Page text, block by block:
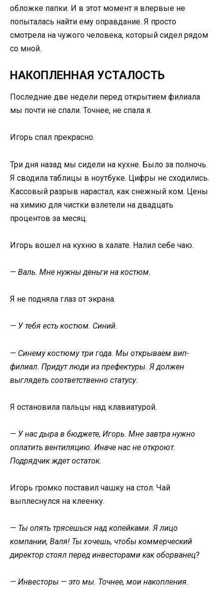
обложке папки. И в этот момент я впервые не
попыталась найти ему оправдание. Я просто
смотрела на чужого человека, который сидел рядом
со мной.
НАКОПЛЕННАЯ УСТАЛОСТЬ
Последние две недели перед открытием филиала
мы почти не спали. Точнее, не спала я.
Игорь спал прекрасно.
Три дня назад мы сидели на кухне. Было за полночь.
Я сводила таблицы в ноутбуке. Цифры не сходились.
Кассовый разрыв нарастал, как снежный ком. Цены
на химию для чистки взлетели на двадцать
процентов за месяц.
Игорь вошел на кухню в халате. Налил себе чаю.
— Валь. Мне нужны деньги на костюм.
Я не подняла глаз от экрана.
— У тебя есть костюм. Синий.
— Синему костюму три года. Мы открываем вип-
филиал. Придут люди из префектуры. Я должен
выглядеть соответственно статусу.
Я остановила пальцы над клавиатурой.
— У нас дыра в бюджете, Игорь. Мне завтра нужно
оплатить вентиляцию. Иначе нас не откроют.
Подрядчик ждет остаток.
Игорь громко поставил чашку на стол. Чай
выплеснулся на клеенку.
— Ты опять трясешься над копейками. Я лицо
компании, Валя! Ты хочешь, чтобы коммерческий
директор стоял перед инвесторами как оборванец?
— Инвесторы — это мы. Точнее, мои накопления.